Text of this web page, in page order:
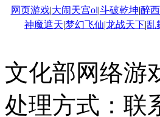
网页游戏|大闹天宫ol|斗破乾坤|醉
神魔遮天|梦幻飞仙|龙战天下|乱
文化部网络游
处理方式：联